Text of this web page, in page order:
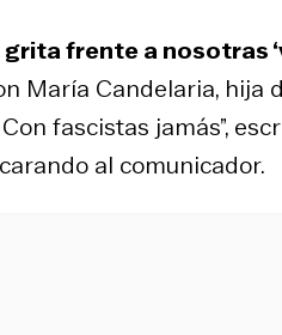
grita frente a nosotras
María Candelaria, hija
Con fascistas jamás”,
al comunicador.